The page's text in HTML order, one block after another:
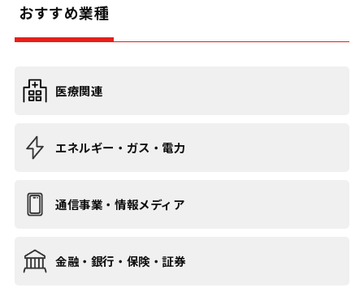
おすすめ業種
医療関連
エネルギー・ガス・電力
通信事業・情報メディア
金融・銀行・保険・証券